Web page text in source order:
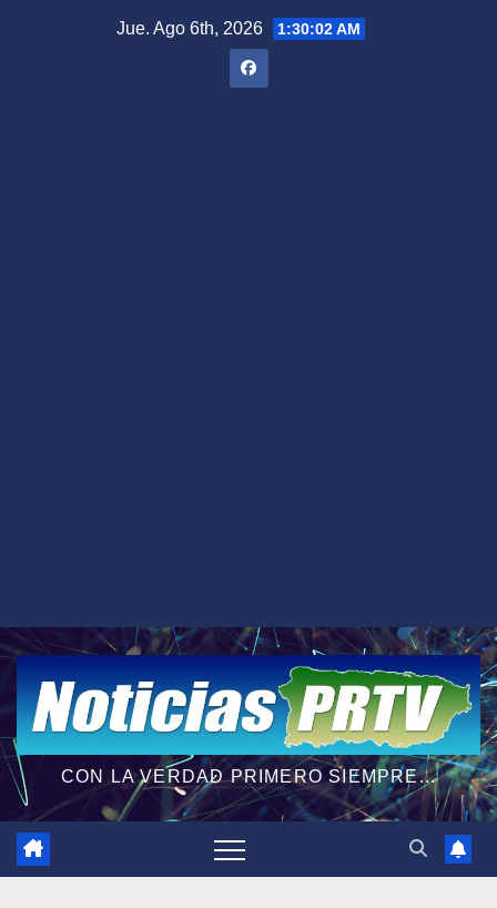
Jue. Ago 6th, 2026 1:30:03 AM
CON LA VERDAD PRIMERO SIEMPRE...